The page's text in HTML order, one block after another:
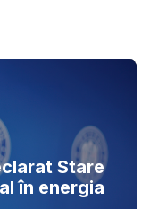
Stare
în energia